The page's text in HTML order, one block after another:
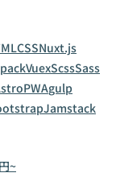
CSSNuxt.js
VuexScssSass
PWAgulp
Jamstack
~